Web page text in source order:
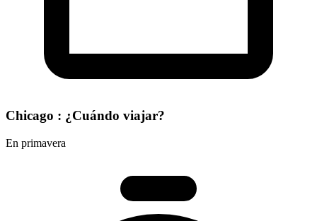
Chicago : ¿Cuándo viajar?
En primavera